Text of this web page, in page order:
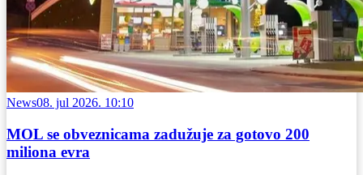
News08. jul 2026. 10:10
MOL se obveznicama zadužuje za gotovo 200
miliona evra